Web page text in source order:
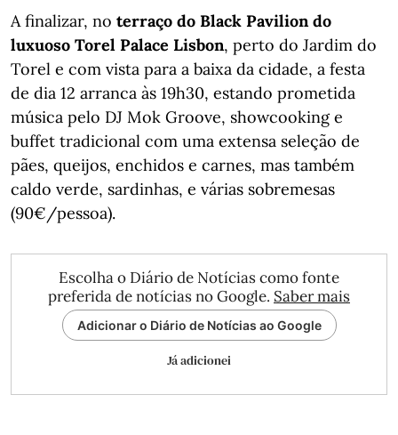
A finalizar, no terraço do Black Pavilion do
luxuoso Torel Palace Lisbon, perto do Jardim do
Torel e com vista para a baixa da cidade, a festa
de dia 12 arranca às 19h30, estando prometida
música pelo DJ Mok Groove, showcooking e
buffet tradicional com uma extensa seleção de
pães, queijos, enchidos e carnes, mas também
caldo verde, sardinhas, e várias sobremesas
(90€/pessoa).
Escolha o Diário de Notícias como fonte
preferida de notícias no Google. Saber mais
Adicionar o Diário de Notícias ao Google
Já adicionei